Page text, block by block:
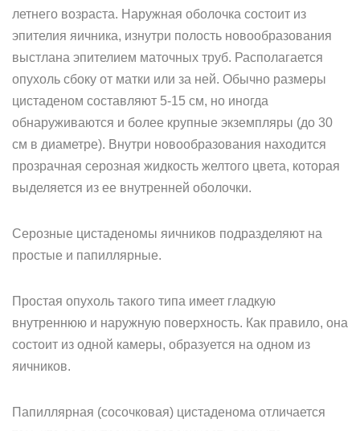
летнего возраста. Наружная оболочка состоит из
эпителия яичника, изнутри полость новообразования
выстлана эпителием маточных труб. Располагается
опухоль сбоку от матки или за ней. Обычно размеры
цистаденом составляют 5-15 см, но иногда
обнаруживаются и более крупные экземпляры (до 30
см в диаметре). Внутри новообразования находится
прозрачная серозная жидкость желтого цвета, которая
выделяется из ее внутренней оболочки.
Серозные цистаденомы яичников подразделяют на
простые и папиллярные.
Простая опухоль такого типа имеет гладкую
внутреннюю и наружную поверхность. Как правило, она
состоит из одной камеры, образуется на одном из
яичников.
Папиллярная (сосочковая) цистаденома отличается